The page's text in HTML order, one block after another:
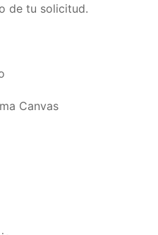
de tu solicitud.
Canvas